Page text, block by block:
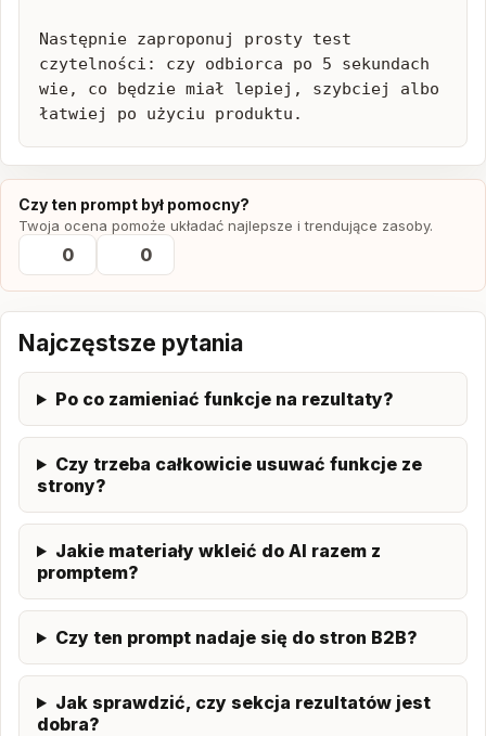
Następnie zaproponuj prosty test
czytelności: czy odbiorca po 5 sekundach
wie, co będzie miał lepiej, szybciej albo
łatwiej po użyciu produktu.
Czy ten prompt był pomocny?
Twoja ocena pomoże układać najlepsze i trendujące zasoby.
0 0
Najczęstsze pytania
Po co zamieniać funkcje na rezultaty?
Czy trzeba całkowicie usuwać funkcje ze
strony?
Jakie materiały wkleić do AI razem z
promptem?
Czy ten prompt nadaje się do stron B2B?
Jak sprawdzić, czy sekcja rezultatów jest
dobra?